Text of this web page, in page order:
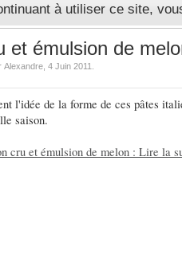
à utiliser ce site,
et émulsion de
Alexandre 4 Juin 2011
l'idée de la forme de ces pâtes
saison.
cru et émulsion de melon : Lire la